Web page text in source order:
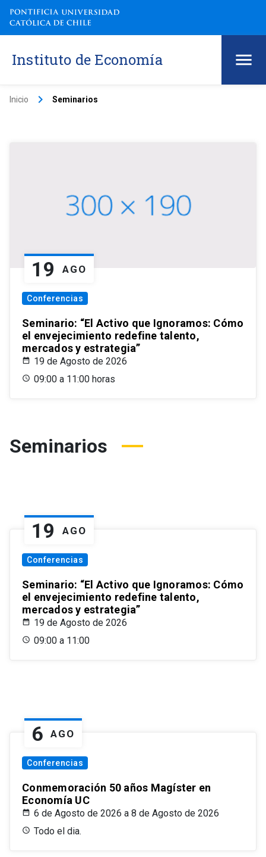
Instituto de Economía
Inicio keyboard_arrow_right Seminarios
19 AGO
Conferencias
Seminario: “El Activo que Ignoramos: Cómo
el envejecimiento redefine talento,
mercados y estrategia”
19 de Agosto de 2026
09:00 a 11:00 horas
Seminarios
19 AGO
Conferencias
Seminario: “El Activo que Ignoramos: Cómo
el envejecimiento redefine talento,
mercados y estrategia”
19 de Agosto de 2026
09:00 a 11:00
6 AGO
Conferencias
Conmemoración 50 años Magíster en
Economía UC
6 de Agosto de 2026 a 8 de Agosto de 2026
Todo el dia.